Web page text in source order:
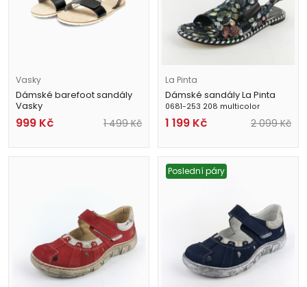
Vasky
Dámské barefoot sandály
Vasky
Barefoot Berry Black
999 Kč 1 499Kč
La Pinta
Dámské sandály La Pinta
0681-253 208 multicolor
1 199 Kč 2 099Kč
Poslední páry